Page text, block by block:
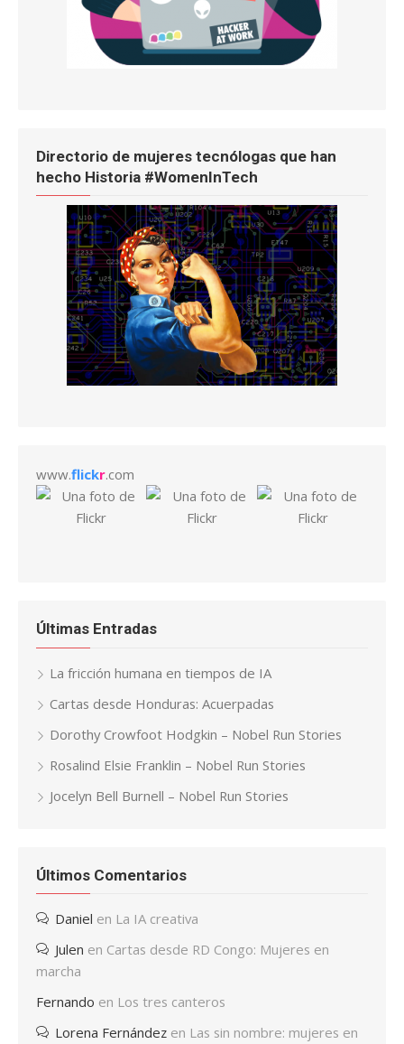
Directorio de mujeres tecnólogas que han
hecho Historia #WomenInTech
www.flickr.com
Últimas Entradas
La fricción humana en tiempos de IA
Cartas desde Honduras: Acuerpadas
Dorothy Crowfoot Hodgkin – Nobel Run Stories
Rosalind Elsie Franklin – Nobel Run Stories
Jocelyn Bell Burnell – Nobel Run Stories
Últimos Comentarios
Daniel en La IA creativa
Julen en Cartas desde RD Congo: Mujeres en
marcha
Fernando en Los tres canteros
Lorena Fernández en Las sin nombre: mujeres en